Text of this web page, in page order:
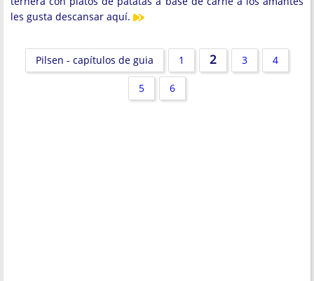
les gusta descansar aquí.
Pilsen - capítulos de guia 1 2 3 4
5 6